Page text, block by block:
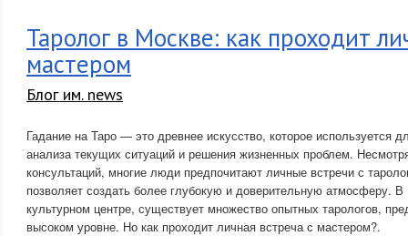
Таролог в Москве: как проходит
мастером
Блог им. news
Гадание на Таро — это древнее искусство, которое используется
анализа текущих ситуаций и решения жизненных проблем.
консультаций, многие люди предпочитают личные встречи с
позволяет создать более глубокую и доверительную атмосферу.
культурном центре, существует множество опытных тарологов,
высоком уровне. Но как проходит личная встреча с мастером?.